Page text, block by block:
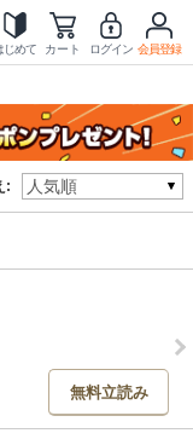
じめて カート ログイン 会員登録
:
無料立読み